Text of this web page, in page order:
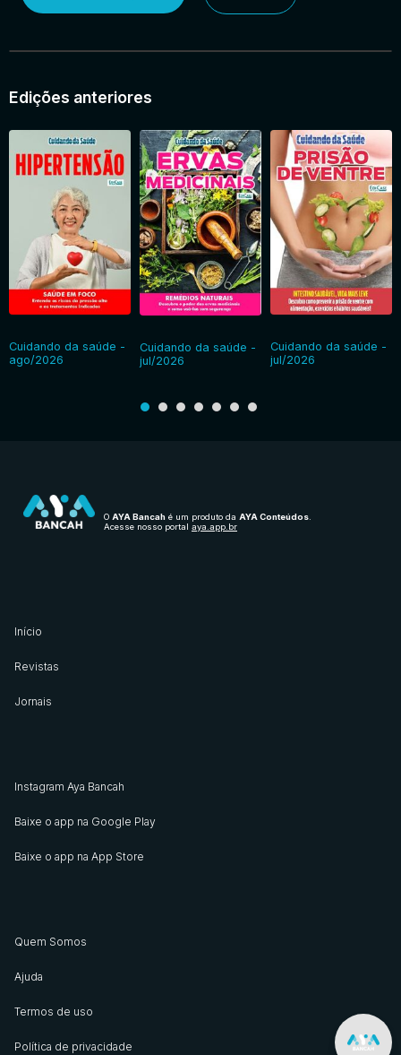
Edições anteriores
Cuidando da saúde -
ago/2026
Cuidando da saúde -
jul/2026
Cuidando da saúde -
jul/2026
O AYA Bancah é um produto da AYA Conteúdos
Acesse nosso portal aya.app.br
Início
Revistas
Jornais
Instagram Aya Bancah
Baixe o app na Google Play
Baixe o app na App Store
Quem Somos
Ajuda
Termos de uso
Política de privacidade